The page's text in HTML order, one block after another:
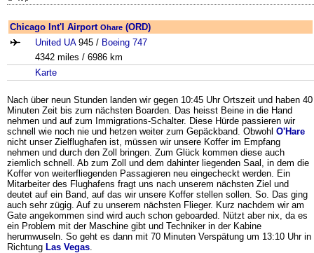
Chicago Int'l Airport Ohare (ORD)
United UA945 / Boeing 747
4342 miles / 6986 km
Karte
Nach über neun Stunden landen wir gegen 10:45 Uhr Ortszeit und haben 40
Minuten Zeit bis zum nächsten Boarden. Das heisst Beine in die Hand
nehmen und auf zum Immigrations-Schalter. Diese Hürde passieren wir
schnell wie noch nie und hetzen weiter zum Gepäckband. Obwohl O'Hare
nicht unser Zielflughafen ist, müssen wir unsere Koffer im Empfang
nehmen und durch den Zoll bringen. Zum Glück kommen diese auch
ziemlich schnell. Ab zum Zoll und dem dahinter liegenden Saal, in dem die
Koffer von weiterfliegenden Passagieren neu eingecheckt werden. Ein
Mitarbeiter des Flughafens fragt uns nach unserem nächsten Ziel und
deutet auf ein Band, auf das wir unsere Koffer stellen sollen. So. Das ging
auch sehr zügig. Auf zu unserem nächsten Flieger. Kurz nachdem wir am
Gate angekommen sind wird auch schon geboarded. Nützt aber nix, da es
ein Problem mit der Maschine gibt und Techniker in der Kabine
herumwuseln. So geht es dann mit 70 Minuten Verspätung um 13:10 Uhr in
Richtung Las Vegas.